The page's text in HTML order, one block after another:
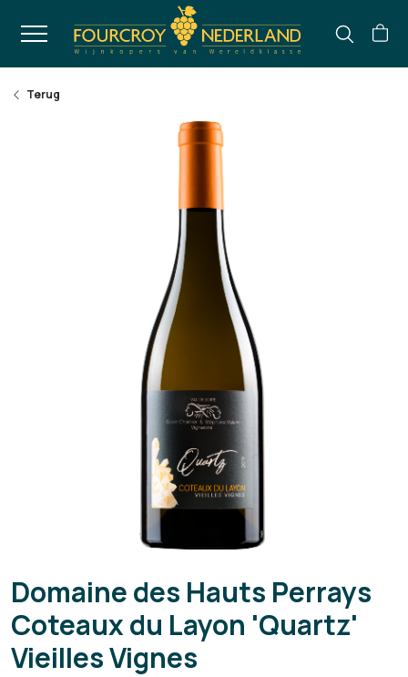
Terug
Domaine des Hauts Perrays
Coteaux du Layon 'Quartz'
Vieilles Vignes